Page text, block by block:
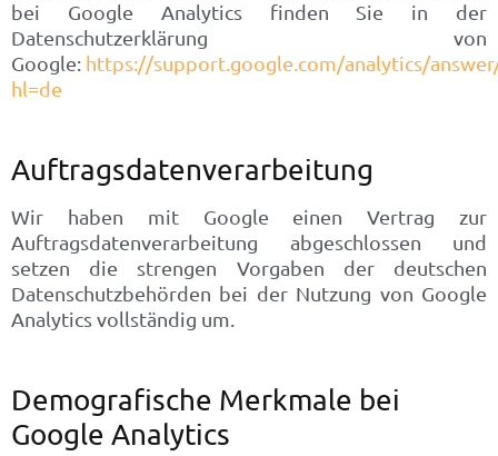
bei Google Analytics finden Sie in der
Datenschutzerklärung von
Google: https://support.google.com/analytics/
hl=de
Auftragsdatenverarbeitung
Wir haben mit Google einen Vertrag zur
Auftragsdatenverarbeitung abgeschlossen und
setzen die strengen Vorgaben der deutschen
Datenschutzbehörden bei der Nutzung von Google
Analytics vollständig um.
Demografische Merkmale bei
Google Analytics